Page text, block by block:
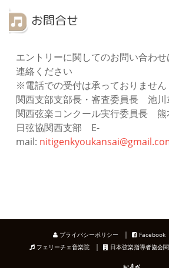
お問合せ
エントリーに関してのお問い合わ
連絡ください
※電話での受付は承っておりません
関西支部支部長・審査委員長 池川
関西弦楽コンクール実行委員長 熊
日弦協関西支部 E-
mail:
プライバシーポリシー ｜ Facebook
フェリーチェ音楽院
｜ 日本弦楽指導者協会